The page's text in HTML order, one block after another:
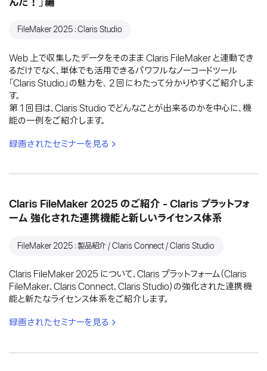
FileMaker 2025：Claris Studio
Web 上で収集したデータをそのまま Claris FileMaker と連動でき
るだけでなく、単体でも活用できるパワフルなノーコードツール
「Claris Studio」の魅力を、 2 回にわたって分かりやすくご紹介しま
す。
第 1 回目は、Claris Studio でどんなことが出来るのかを中心に、機
能の一例をご紹介します。
録画されたセミナーを見る
Claris FileMaker 2025 のご紹介 - Claris プラットフォ
ーム 強化された連携機能と新しいライセンス体系
FileMaker 2025：製品紹介 / Claris Connect / Claris Studio
Claris FileMaker 2025 について、Claris プラットフォーム（Claris
FileMaker、Claris Connect、Claris Studio）の強化された連携機
能と新たなライセンス体系をご紹介します。
録画されたセミナーを見る